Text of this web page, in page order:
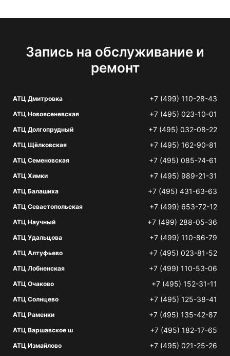
Запись на обслуживание и
ремонт
АТЦ Дмитровка +7 (499) 110-28-43
АТЦ Новоясеневская +7 (495) 023-10-01
АТЦ Долгопрудный +7 (495) 032-08-22
АТЦ Щёлковская +7 (495) 162-90-81
АТЦ Семеновская +7 (495) 085-74-61
АТЦ Химки +7 (495) 989-21-31
АТЦ Балашиха +7 (495) 431-63-63
АТЦ Севастопольская +7 (499) 653-72-12
АТЦ Научный +7 (499) 288-05-36
АТЦ Удальцова +7 (499) 110-86-79
АТЦ Алтуфьево +7 (495) 023-81-52
АТЦ Лобненская +7 (499) 110-53-06
АТЦ Очаково +7 (495) 152-31-11
АТЦ Солнцево +7 (495) 125-38-41
АТЦ Раменки +7 (495) 135-42-87
АТЦ Варшавское ш +7 (495) 182-17-65
АТЦ Измайлово +7 (495) 021-25-26